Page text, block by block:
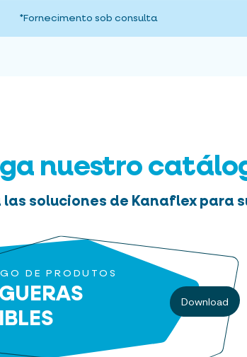
*Fornecimento sob consulta
nuestro
soluciones de Kanaflex para
DE PRODUTOS
Download